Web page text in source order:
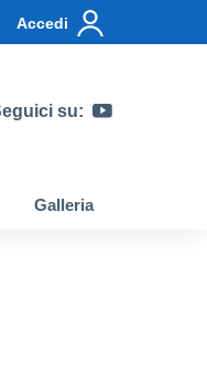
Accedi
su:
Galleria